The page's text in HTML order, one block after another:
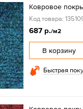
Ковровое
Код товара:
687 р./м2
В корзину
Быстрая